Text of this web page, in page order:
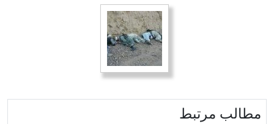
مطالب مرتبط